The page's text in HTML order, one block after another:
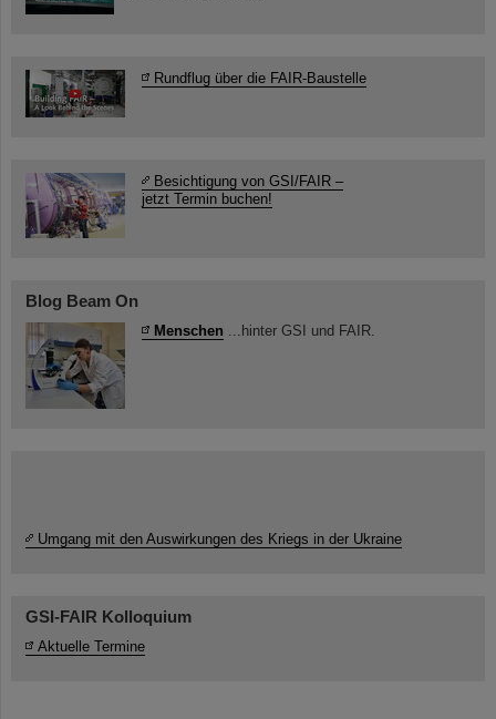
Rundflug über die FAIR-Baustelle
Besichtigung von GSI/FAIR –
jetzt Termin buchen!
Blog Beam On
Menschen ...hinter GSI und FAIR.
Umgang mit den Auswirkungen des Kriegs in der Ukraine
GSI-FAIR Kolloquium
Aktuelle Termine